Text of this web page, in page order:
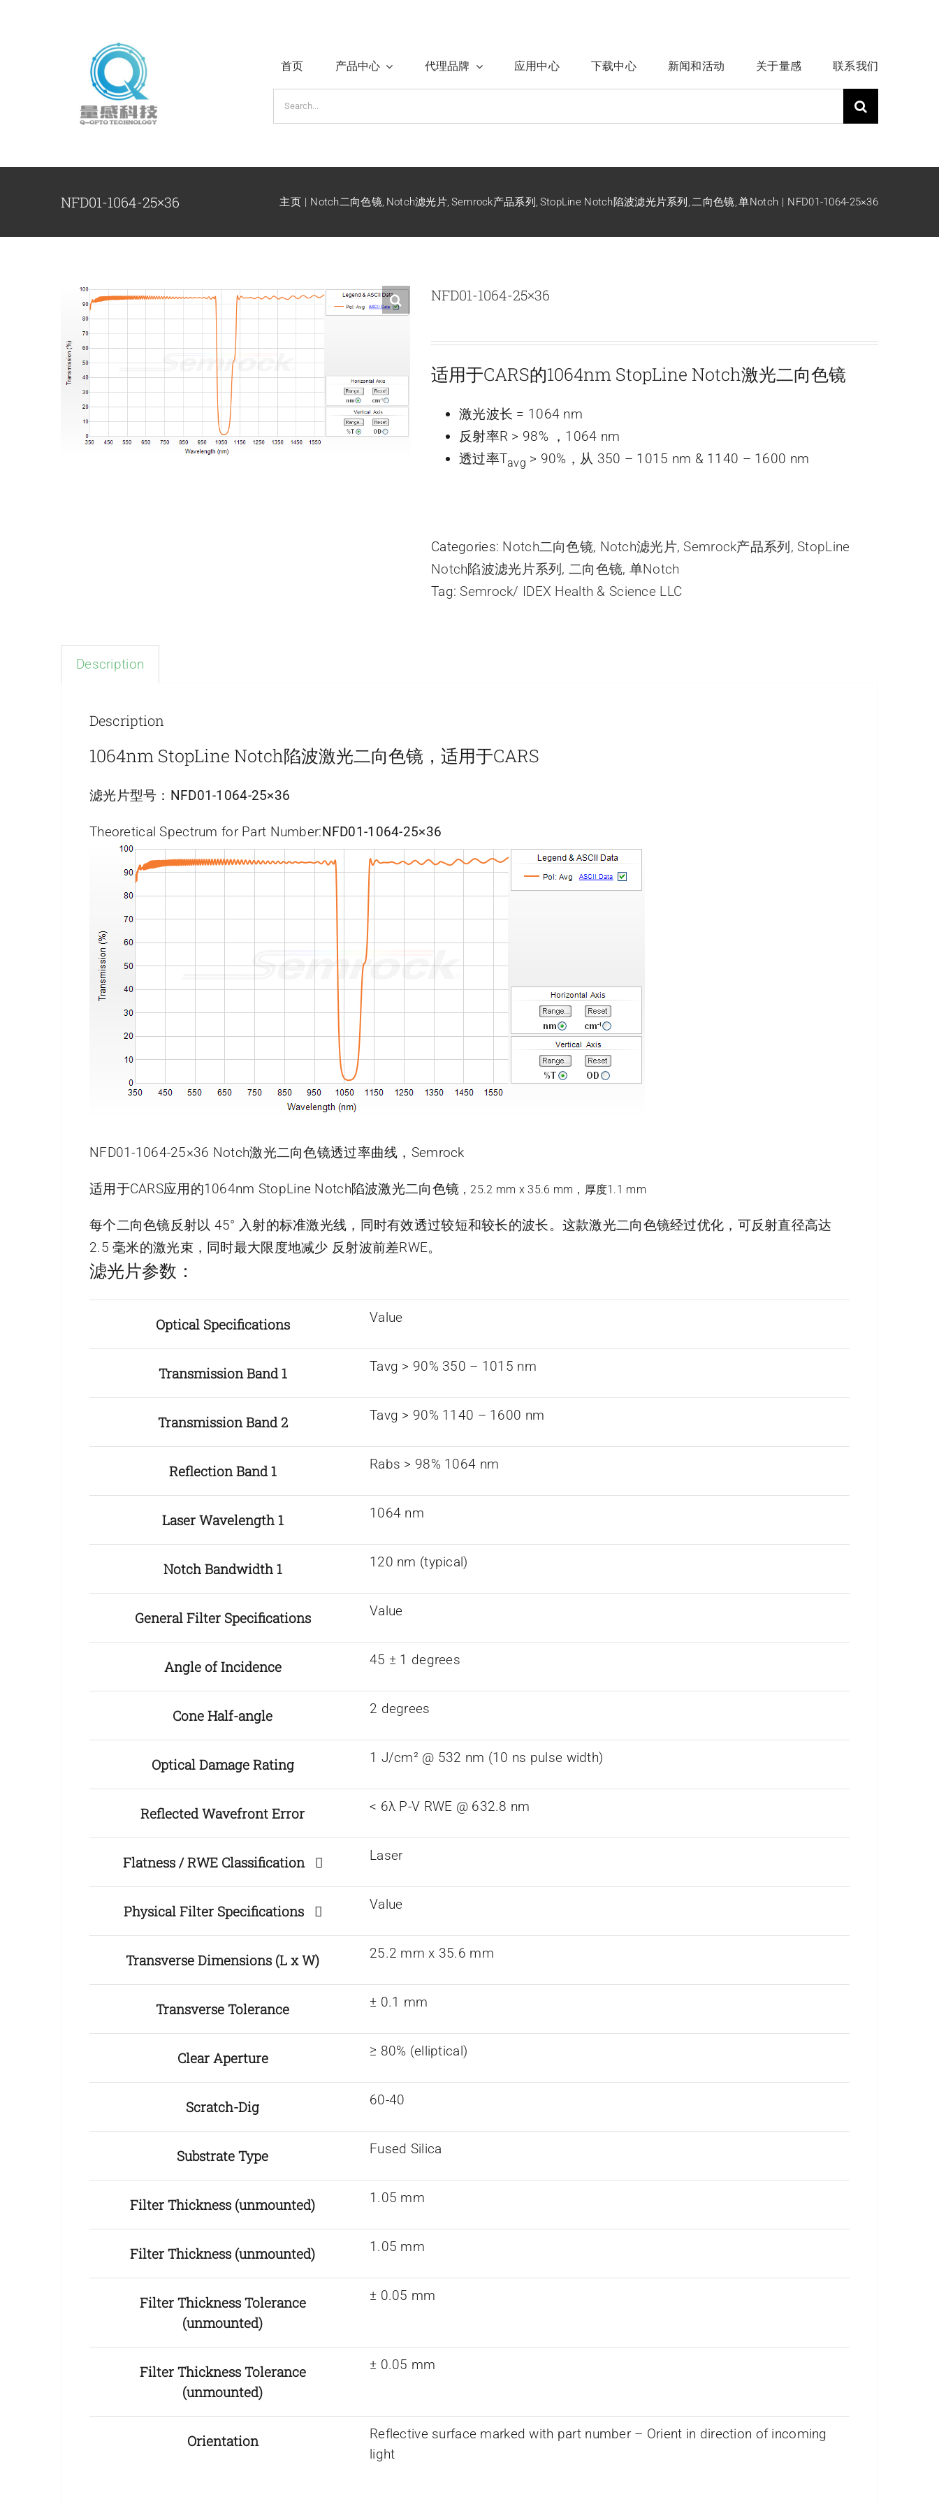
首页 产品中心 代理品牌 应用中心 下载中心 新闻和活动 关于量感 联系我们
索：
NFD01-1064-25×36 主页 Notch二向色镜 Notch滤光片 Semrock产品系列 StopLine Notch陷波滤光片系列 二向色镜 单Notch NFD01-1064-25×36
NFD01-1064-25×36
适用于CARS的1064nm StopLine Notch激光二向色镜
激光波长 = 1064 nm
反射率R > 98% ，1064 nm
透过率Tavg > 90%，从 350 – 1015 nm & 1140 – 1600 nm
Categories: Notch二向色镜, Notch滤光片,Semrock产品系列 ,StopLine
Notch陷波滤光片系列 , 二向色镜, 单Notch
Tag:Semrock/ IDEX Health & Science LLC
Description
Description
1064nm StopLine Notch陷波激光二向色镜，适用于CARS
滤光片型号： NFD01-1064-25×36
Theoretical Spectrum for Part Number:NFD01-1064-25×36
NFD01-1064-25×36 Notch激光二向色镜透过率曲线，Semrock
适用于CARS应用的1064nm StopLine Notch陷波激光二向色镜 ，25.2 mm x 35.6 mm，厚度1.1 mm
每个二向色镜反射以 45° 入射的标准激光线，同时有效透过较短和较长的波长。这款激光二向色镜经过优化，可反射直径高达
2.5 毫米的激光束，同时最大限度地减少 反射波前差RWE。
滤光片参数：
Optical Specifications Value
Transmission Band 1 Tavg > 90% 350 – 1015 nm
Transmission Band 2 Tavg > 90% 1140 – 1600 nm
Reflection Band 1 Rabs > 98% 1064 nm
Laser Wavelength 1 1064 nm
Notch Bandwidth 1 120 nm (typical)
General Filter Specifications Value
Angle of Incidence 45 ± 1 degrees
Cone Half-angle 2 degrees
Optical Damage Rating 1 J/cm² @ 532 nm (10 ns pulse width)
Reflected Wavefront Error < 6λ P-V RWE @ 632.8 nm
Flatness / RWE Classification Laser
Physical Filter Specifications Value
Transverse Dimensions (L x W) 25.2 mm x 35.6 mm
Transverse Tolerance ± 0.1 mm
Clear Aperture ≥ 80% (elliptical)
Scratch-Dig 60-40
Substrate Type Fused Silica
Filter Thickness (unmounted) 1.05 mm
Filter Thickness (unmounted) 1.05 mm
Filter Thickness Tolerance
(unmounted)
± 0.05 mm
Filter Thickness Tolerance
(unmounted)
± 0.05 mm
Orientation
Reflective surface marked with part number – Orient in direction of incoming
light